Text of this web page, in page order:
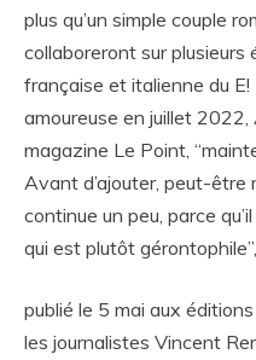
plus qu’un simple couple
collaboreront sur plusieurs
française et italienne du
amoureuse en juillet
magazine Le Point,
Avant d’ajouter, peut-être
continue un peu, parce
qui est plutôt gérontophile”,
publié le 5 mai aux
les journalistes Vincent